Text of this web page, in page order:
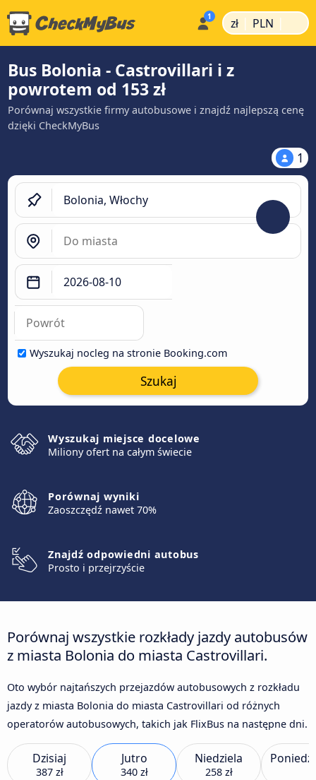
zł | PLN |
Bus Bolonia - Castrovillari i z
powrotem od 153 zł
Porównaj wszystkie firmy autobusowe i znajdź najlepszą cenę
dzięki CheckMyBus
1
Wyszukaj nocleg na stronie Booking.com
Szukaj
Wyszukaj miejsce docelowe
Miliony ofert na całym świecie
Porównaj wyniki
Zaoszczędź nawet 70%
Znajdź odpowiedni autobus
Prosto i przejrzyście
Porównaj wszystkie rozkłady jazdy autobusów
z miasta Bolonia do miasta Castrovillari.
Oto wybór najtańszych przejazdów autobusowych z rozkładu
jazdy z miasta Bolonia do miasta Castrovillari od różnych
operatorów autobusowych, takich jak FlixBus na następne dni.
Dzisiaj
387 zł
Jutro
340 zł
Niedziela
258 zł